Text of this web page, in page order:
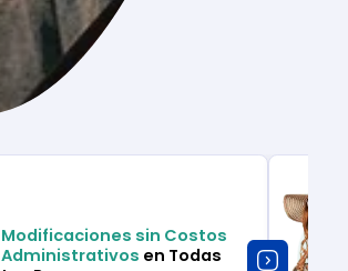
Modificaciones sin Costos
Administrativos en Todas